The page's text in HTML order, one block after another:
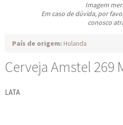
Imagem
Em caso de dúvida, por
conosco
País de origem: Holanda
Cerveja Amstel 269
LATA